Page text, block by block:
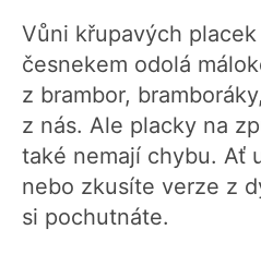
Vůni křupavých
česnekem odolá
z brambor,
z nás. Ale placky na
také nemají chybu. Ať
nebo zkusíte verze z
si pochutnáte.